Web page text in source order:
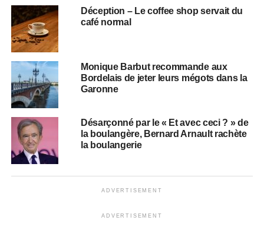
Déception – Le coffee shop servait du
café normal
Monique Barbut recommande aux
Bordelais de jeter leurs mégots dans la
Garonne
Désarçonné par le « Et avec ceci ? » de
la boulangère, Bernard Arnault rachète
la boulangerie
ADVERTISEMENT
ADVERTISEMENT